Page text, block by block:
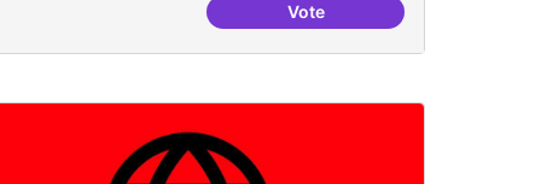
al FLOSS VoteSensibilització FLOSS